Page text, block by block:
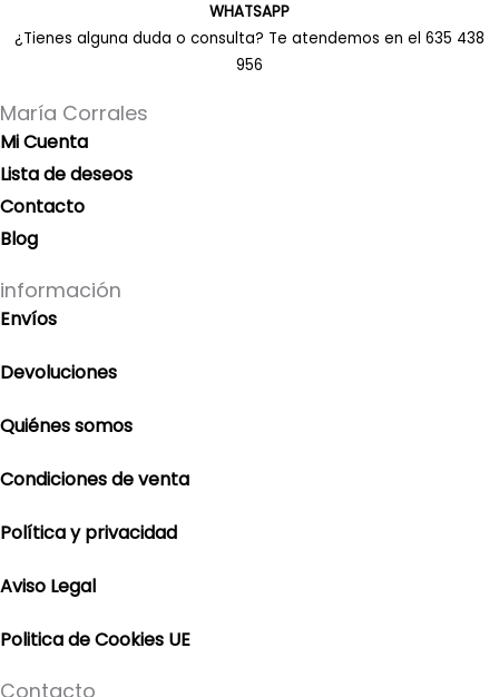
WHATSAPP
¿Tienes alguna duda o consulta? Te atendemos en el 635 438
956
María Corrales
Mi Cuenta
Lista de deseos
Contacto
Blog
información
Envíos
Devoluciones
Quiénes somos
Condiciones de venta
Política y privacidad
Aviso Legal
Politica de Cookies UE
Contacto